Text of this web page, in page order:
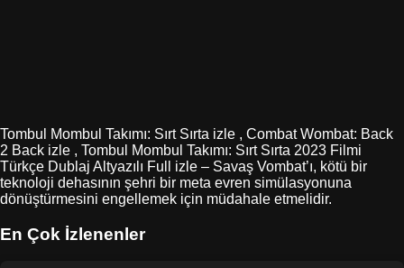
Tombul Mombul Takımı: Sırt Sırta izle , Combat Wombat: Back
2 Back izle , Tombul Mombul Takımı: Sırt Sırta 2023 Filmi
Türkçe Dublaj Altyazılı Full izle – Savaş Vombat’ı, kötü bir
teknoloji dehasının şehri bir meta evren simülasyonuna
dönüştürmesini engellemek için müdahale etmelidir.
En Çok İzlenenler